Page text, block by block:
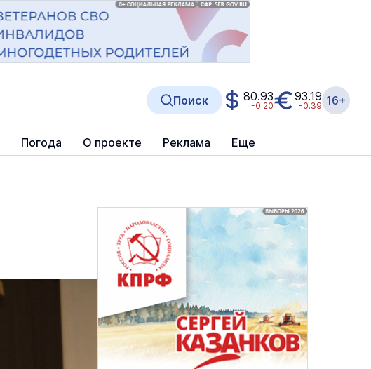
Погода О проекте Реклама Еще
Поиск 80.93
-0.20
93.19
-0.39 16+